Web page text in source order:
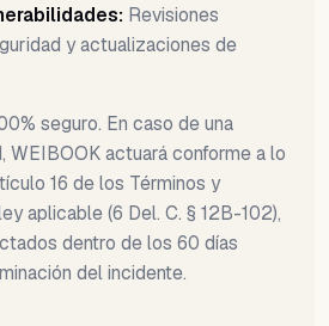
Revisiones
y actualizaciones de
seguro. En caso de una
WEIBOOK actuará conforme a lo
16 de los Términos y
aplicable (6 Del. C. § 12B-102),
dentro de los 60 días
del incidente.